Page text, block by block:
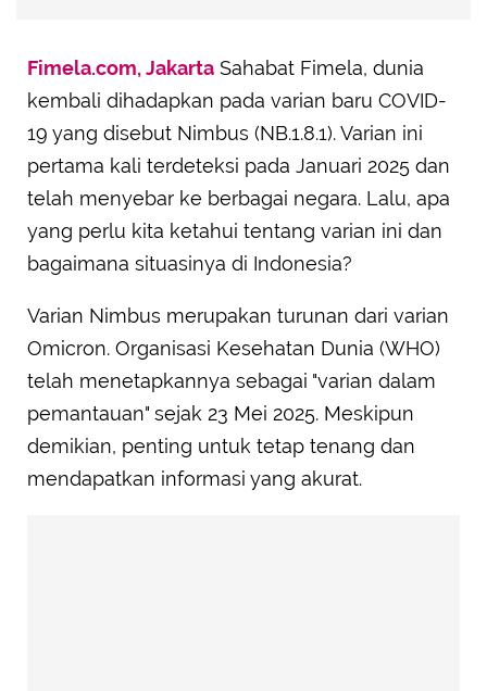
Gejala Khas Varian Nimbus yang Perlu
Diwaspadai
Status COVID-19 Nimbus di Indonesia
Fimela.com, Jakarta Sahabat Fimela, dunia
kembali dihadapkan pada varian baru COVID-
19 yang disebut Nimbus (NB.1.8.1). Varian ini
pertama kali terdeteksi pada Januari 2025 dan
telah menyebar ke berbagai negara. Lalu, apa
yang perlu kita ketahui tentang varian ini dan
bagaimana situasinya di Indonesia?
Varian Nimbus merupakan turunan dari varian
Omicron. Organisasi Kesehatan Dunia (WHO)
telah menetapkannya sebagai "varian dalam
pemantauan" sejak 23 Mei 2025. Meskipun
demikian, penting untuk tetap tenang dan
mendapatkan informasi yang akurat.